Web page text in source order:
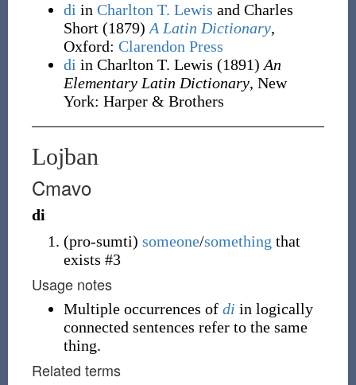
di in Charlton T. Lewis and Charles
Short (1879) A Latin Dictionary,
Oxford: Clarendon Press
di in Charlton T. Lewis (1891) An
Elementary Latin Dictionary, New
York: Harper & Brothers
Lojban
Cmavo
di
(pro-sumti) someone/something that
exists #3
Usage notes
Multiple occurrences of di in logically
connected sentences refer to the same
thing.
Related terms